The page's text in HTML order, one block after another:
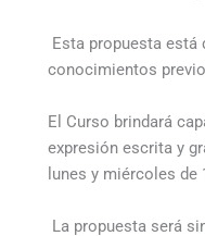
Esta propuesta está
conocimientos
El Curso brindará
expresión escrita y
lunes y miércoles de
La propuesta será